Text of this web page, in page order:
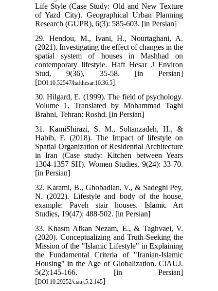
Life Style (Case Study: Old and New Texture
of Yazd City). Geographical Urban Planning
Research (GUPR), 6(3): 585-603. [in Persian]
29. Hendou, M., Ivani, H., Nourtaghani, A.
(2021). Investigating the effect of changes in the
spatial system of houses in Mashhad on
contemporary lifestyle. Haft Hesar J Environ
Stud, 9(36), 35-58. [in Persian]
[DOI:10.52547/hafthesar.10.36.5]
30. Hilgard, E. (1999). The field of psychology.
Volume 1, Translated by Mohammad Taghi
Brahni, Tehran: Roshd. [in Persian]
31. KamiShirazi, S. M., Soltanzadeh, H., &
Habib, F. (2018). The Impact of lifestyle on
Spatial Organization of Residential Architecture
in Iran (Case study: Kitchen between Years
1304-1357 SH). Women Studies, 9(24): 33-70.
[in Persian]
32. Karami, B., Ghobadian, V., & Sadeghi Pey,
N. (2022). Lifestyle and body of the house,
example: Paveh stair houses. Islamic Art
Studies, 19(47): 488-502. [in Persian]
33. Khasm Afkan Nezam, E., & Taghvaei, V.
(2020). Conceptualizing and Truth-Seeking the
Mission of the "Islamic Lifestyle" in Explaining
the Fundamental Criteria of "Iranian-Islamic
Housing" in the Age of Globalization. CIAUJ.
5(2):145-166. [in Persian]
[DOI:10.29252/ciauj.5.2.145]